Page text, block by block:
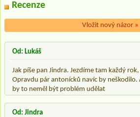
Recenze
Vložit nový názor »
Od: Lukáš
Jak píše pan Jindra. Jezdíme tam každý
Opravdu pár antonícků navíc by neškodilo.
by to neměl být problém udělat
Od: Jindra